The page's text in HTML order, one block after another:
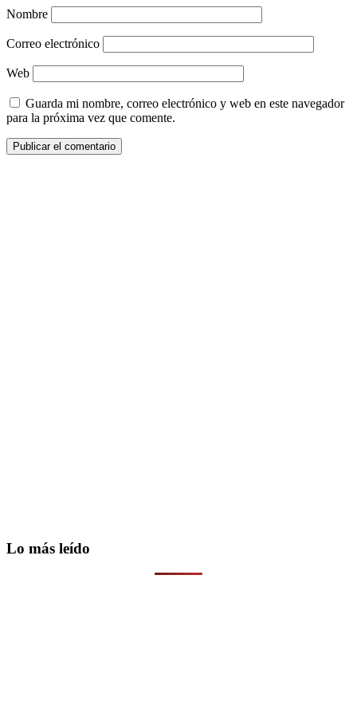
Nombre
Correo electrónico
Web
Guarda mi nombre, correo electrónico y web en este navegador
para la próxima vez que comente.
Lo más leído